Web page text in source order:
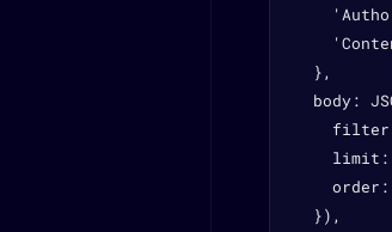
  },
body:
limit:
  }),